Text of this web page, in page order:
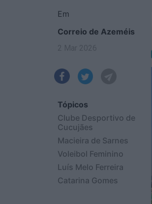
Em
Correio de Azeméis
Tópicos
Clube Desportivo de
Cucujães
Macieira de Sarnes
Voleibol Feminino
Luís Melo Ferreira
Catarina Gomes